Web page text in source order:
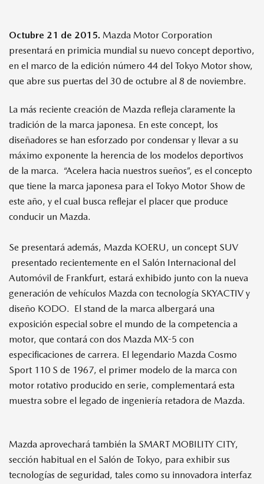
Octubre 21 de 2015. Mazda Motor Corporation
presentará en primicia mundial su nuevo concept deportivo,
en el marco de la edición número 44 del Tokyo Motor show,
que abre sus puertas del 30 de octubre al 8 de noviembre.
La más reciente creación de Mazda refleja claramente la
tradición de la marca japonesa. En este concept, los
diseñadores se han esforzado por condensar y llevar a su
máximo exponente la herencia de los modelos deportivos
de la marca. “Acelera hacia nuestros sueños”, es el concepto
que tiene la marca japonesa para el Tokyo Motor Show de
este año, y el cual busca reflejar el placer que produce
conducir un Mazda.
Se presentará además, Mazda KOERU, un concept SUV
presentado recientemente en el Salón Internacional del
Automóvil de Frankfurt, estará exhibido junto con la nueva
generación de vehículos Mazda con tecnología SKYACTIV y
diseño KODO. El stand de la marca albergará una
exposición especial sobre el mundo de la competencia a
motor, que contará con dos Mazda MX-5 con
especificaciones de carrera. El legendario Mazda Cosmo
Sport 110 S de 1967, el primer modelo de la marca con
motor rotativo producido en serie, complementará esta
muestra sobre el legado de ingeniería retadora de Mazda.
Mazda aprovechará también la SMART MOBILITY CITY,
sección habitual en el Salón de Tokyo, para exhibir sus
tecnologías de seguridad, tales como su innovadora interfaz